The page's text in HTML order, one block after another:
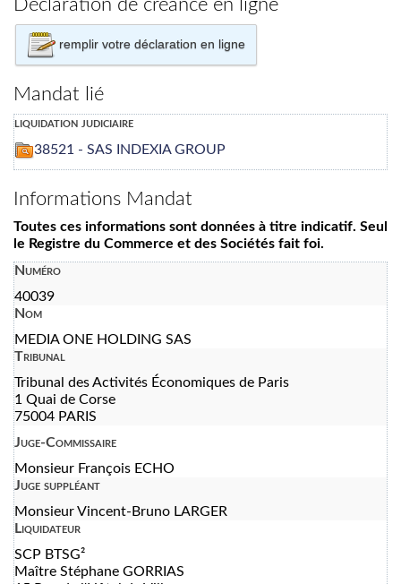
Déclaration de créance en ligne
remplir votre déclaration en ligne
Mandat lié
liquidation judiciaire
38521 - SAS INDEXIA GROUP
Informations Mandat
Toutes ces informations sont données à titre indicatif. Seul
le Registre du Commerce et des Sociétés fait foi.
Numéro
40039
Nom
MEDIA ONE HOLDING SAS
Tribunal
Tribunal des Activités Économiques de Paris
1 Quai de Corse
75004 PARIS
Juge-Commissaire
Monsieur François ECHO
Juge suppléant
Monsieur Vincent-Bruno LARGER
Liquidateur
SCP BTSG²
Maître Stéphane GORRIAS